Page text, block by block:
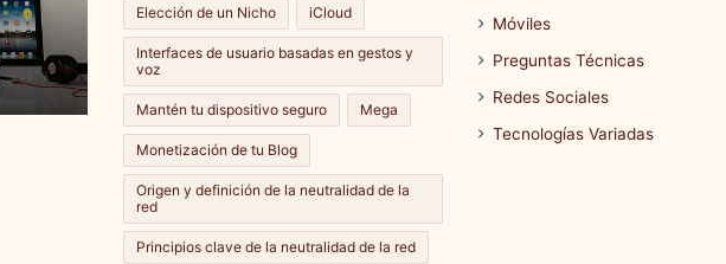
14 septiembre، 2024
Cómo instalar una actualización de
firmware?
diferentes
dispositivos?
Cómo hacer una captura de
pantalla en diferentes
dispositivos?
Elección de un Nicho iCloud
Interfaces de usuario basadas en gestos y
voz
Mantén tu dispositivo seguro Mega
Monetización de tu Blog
Origen y definición de la neutralidad de la
red
Principios clave de la neutralidad de la red
Móviles
Preguntas Técnicas
Redes Sociales
Tecnologías Variadas